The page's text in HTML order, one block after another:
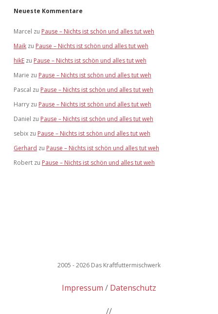
Neueste Kommentare
Marcel zu Pause – Nichts ist schön und alles tut weh
Maik zu Pause – Nichts ist schön und alles tut weh
hikE zu Pause – Nichts ist schön und alles tut weh
Marie zu Pause – Nichts ist schön und alles tut weh
Pascal zu Pause – Nichts ist schön und alles tut weh
Harry zu Pause – Nichts ist schön und alles tut weh
Daniel zu Pause – Nichts ist schön und alles tut weh
sebix zu Pause – Nichts ist schön und alles tut weh
Gerhard zu Pause – Nichts ist schön und alles tut weh
Robert zu Pause – Nichts ist schön und alles tut weh
2005 - 2026 Das Kraftfuttermischwerk
Impressum Datenschutz
//